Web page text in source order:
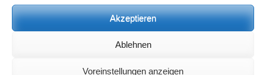
Akzeptieren
Ablehnen
Voreinstellungen anzeigen
Datenschutz